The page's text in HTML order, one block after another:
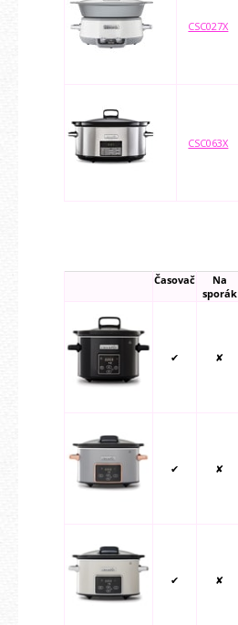
CSC027X
CSC063X
Časovač
Na
sporák
✔ ✘
✔ ✘
✔ ✘